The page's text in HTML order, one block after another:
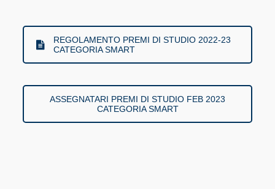
REGOLAMENTO PREMI DI STUDIO 2022-23
CATEGORIA SMART
ASSEGNATARI PREMI DI STUDIO FEB 2023
CATEGORIA SMART